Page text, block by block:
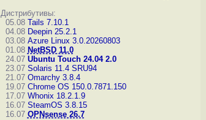
Дистрибутивы:
05.08 Tails 7.10.1
04.08 Deepin 25.2.1
03.08 Azure Linux 3.0.20260803
01.08 NetBSD 11.0
24.07 Ubuntu Touch 24.04 2.0
23.07 Solaris 11.4 SRU94
21.07 Omarchy 3.8.4
19.07 Chrome OS 150.0.7871.150
17.07 Whonix 18.2.1.9
16.07 SteamOS 3.8.15
16.07 OPNsense 26.7